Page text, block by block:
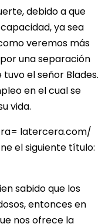
debido a que
ya sea
veremos más
una separación
el señor Blades.
en el cual se
vida.
latercera.com/
el siguiente título:
sabido que los
entonces en
nos ofrece la